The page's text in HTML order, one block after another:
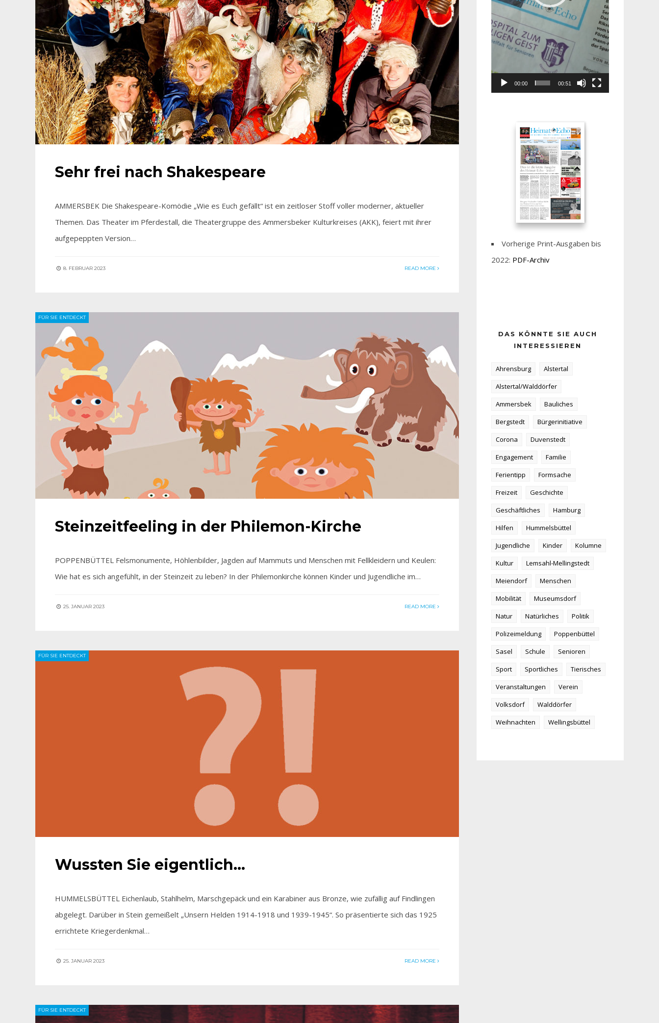
Sehr frei nach Shakespeare
AMMERSBEK Die Shakespeare-Komödie „Wie es Euch gefällt“ ist ein zeitloser Stoff voller moderner, aktueller
Themen. Das Theater im Pferdestall, die Theatergruppe des Ammersbeker Kulturkreises (AKK), feiert mit ihrer
aufgepeppten Version…
8. FEBRUAR 2023 READ MORE
FÜR SIE ENTDECKT
Steinzeitfeeling in der Philemon-Kirche
POPPENBÜTTEL Felsmonumente, Höhlenbilder, Jagden auf Mammuts und Menschen mit Fellkleidern und Keulen:
Wie hat es sich angefühlt, in der Steinzeit zu leben? In der Philemonkirche können Kinder und Jugendliche im…
25. JANUAR 2023 READ MORE
FÜR SIE ENTDECKT
Wussten Sie eigentlich…
HUMMELSBÜTTEL Eichenlaub, Stahlhelm, Marschgepäck und ein Karabiner aus Bronze, wie zufällig auf Findlingen
abgelegt. Darüber in Stein gemeißelt „Unsern Helden 1914-1918 und 1939-1945“. So präsentierte sich das 1925
errichtete Kriegerdenkmal…
25. JANUAR 2023 READ MORE
FÜR SIE ENTDECKT
00:00 00:51
Vorherige Print-Ausgaben bis
2022: PDF-Archiv
DAS KÖNNTE SIE AUCH
INTERESSIEREN
Ahrensburg
Alstertal
Alstertal/Walddörfer
Ammersbek
Bauliches
Bergstedt
Bürgerinitiative
Corona
Duvenstedt
Engagement
Familie
Ferientipp
Formsache
Freizeit
Geschichte
Geschäftliches
Hamburg
Hilfen
Hummelsbüttel
Jugendliche
Kinder
Kolumne
Kultur
Lemsahl-Mellingstedt
Meiendorf
Menschen
Mobilität
Museumsdorf
Natur
Natürliches
Politik
Polizeimeldung
Poppenbüttel
Sasel
Schule
Senioren
Sport
Sportliches
Tierisches
Veranstaltungen
Verein
Volksdorf
Walddörfer
Weihnachten
Wellingsbüttel